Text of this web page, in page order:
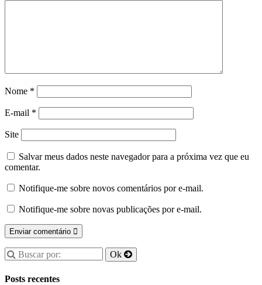
Nome *
E-mail *
Site
Salvar meus dados neste navegador para a próxima vez que eu
comentar.
Notifique-me sobre novos comentários por e-mail.
Notifique-me sobre novas publicações por e-mail.
Posts recentes